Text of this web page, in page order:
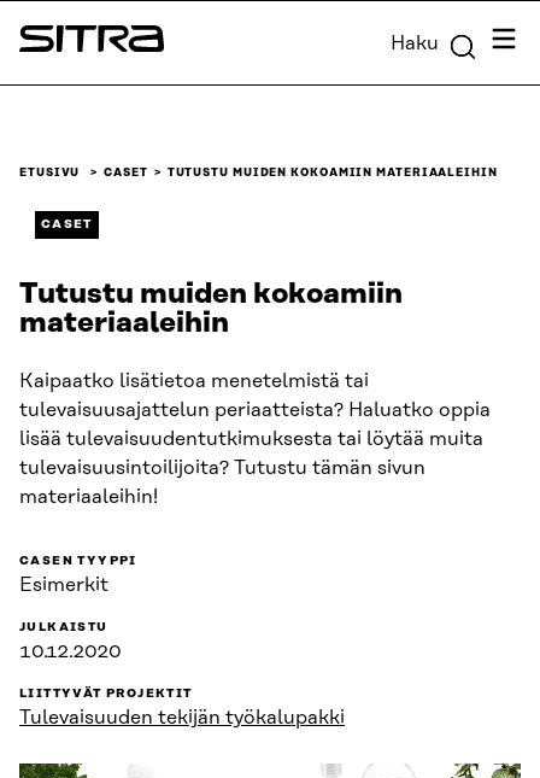
Siirry
suoraan
Sitra Haku
ETUSIVU CASET TUTUSTU MUIDEN KOKOAMIIN MATERIAALEIHIN
CASET
Tutustu muiden kokoamiin
materiaaleihin
Kaipaatko lisätietoa menetelmistä tai
tulevaisuusajattelun periaatteista? Haluatko oppia
lisää tulevaisuudentutkimuksesta tai löytää muita
tulevaisuusintoilijoita? Tutustu tämän sivun
materiaaleihin!
CASEN TYYPPI
Esimerkit
JULKAISTU
10.12.2020
LIITTYVÄT PROJEKTIT
Tulevaisuuden tekijän työkalupakki